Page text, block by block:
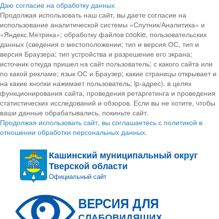
Даю согласие на обработку данных
Продолжая использовать наш сайт, вы даете согласие на
использование аналитической системы «Спутник/Аналитика» и
«Яндекс.Метрика»; обработку файлов cookie, пользовательских
данных (сведения о местоположении; тип и версия ОС, тип и
версия Браузера; тип устройства и разрешение его экрана;
источник откуда пришел на сайт пользователь; с какого сайта или
по какой рекламе; язык ОС и Браузер; какие страницы открывает и
на какие кнопки нажимает пользователь; ip-адрес). в целях
функционирования сайта, проведения ретаргетинга и проведения
статистических исследований и обзоров. Если вы не хотите, чтобы
ваши данные обрабатывались, покиньте сайт.
Продолжая использовать сайт, вы соглашаетесь с политикой в
отношении обработки персональных данных.